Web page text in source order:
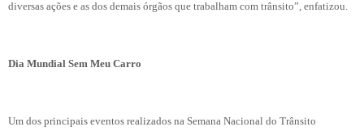
diversas ações e as dos demais órgãos que trabalham com trânsito”, enfatizou.
Dia Mundial Sem Meu Carro
Um dos principais eventos realizados na Semana Nacional do Trânsito